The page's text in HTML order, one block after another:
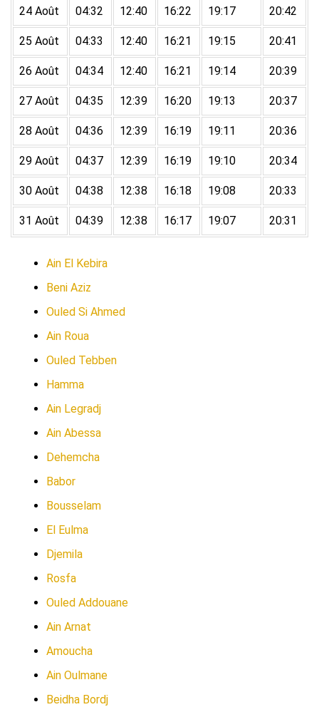
24 Août 04:32 12:40 16:22 19:17 20:42
25 Août 04:33 12:40 16:21 19:15 20:41
26 Août 04:34 12:40 16:21 19:14 20:39
27 Août 04:35 12:39 16:20 19:13 20:37
28 Août 04:36 12:39 16:19 19:11 20:36
29 Août 04:37 12:39 16:19 19:10 20:34
30 Août 04:38 12:38 16:18 19:08 20:33
31 Août 04:39 12:38 16:17 19:07 20:31
Ain El Kebira
Beni Aziz
Ouled Si Ahmed
Ain Roua
Ouled Tebben
Hamma
Ain Legradj
Ain Abessa
Dehemcha
Babor
Bousselam
El Eulma
Djemila
Rosfa
Ouled Addouane
Ain Arnat
Amoucha
Ain Oulmane
Beidha Bordj